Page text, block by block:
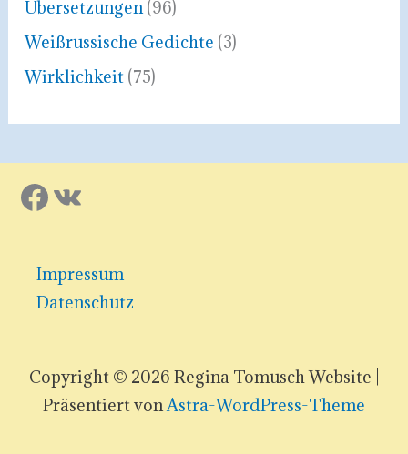
Übersetzungen (96)
Weißrussische Gedichte (3)
Wirklichkeit(75)
Facebook
VK
Impressum
Datenschutz
Copyright © 2026 Regina Tomusch Website |
Präsentiert von Astra-WordPress-Theme